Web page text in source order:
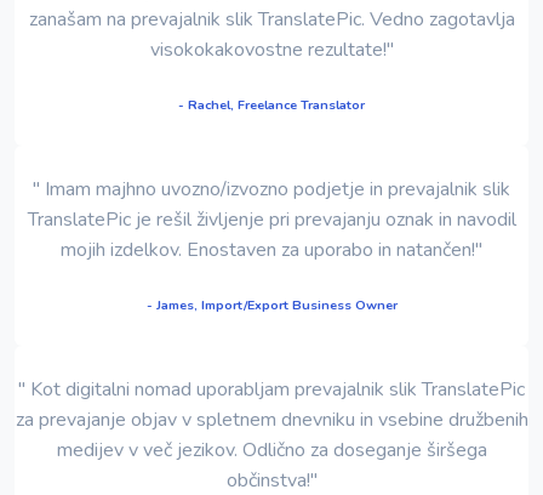
zanašam na prevajalnik slik TranslatePic. Vedno zagotavlja
visokokakovostne rezultate!"
- Rachel, Freelance Translator
" Imam majhno uvozno/izvozno podjetje in prevajalnik slik
TranslatePic je rešil življenje pri prevajanju oznak in navodil
mojih izdelkov. Enostaven za uporabo in natančen!"
- James, Import/Export Business Owner
" Kot digitalni nomad uporabljam prevajalnik slik TranslatePic
za prevajanje objav v spletnem dnevniku in vsebine družbenih
medijev v več jezikov. Odlično za doseganje širšega
občinstva!"